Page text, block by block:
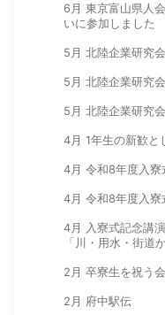
6月 東京富山県人
いに参加しました
5月 北陸企業研究
5月 北陸企業研究
5月 北陸企業研究
4月 1年生の新歓と
4月 令和8年度入寮
4月 令和8年度入寮
4月 入寮式記念講
「川・用水・街道
2月 卒寮生を祝う
2月 府中駅伝